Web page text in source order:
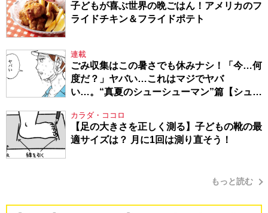
子どもが喜ぶ世界の晩ごはん！アメリカのフ
ライドチキン＆フライドポテト
連載
ごみ収集はこの暑さでも休みナシ！「今…何
度だ？」ヤバい…これはマジでヤバ
い…。“真夏のシューシューマン”篇【シュー
カラダ・ココロ
【足の大きさを正しく測る】子どもの靴の最
適サイズは？ 月に1回は測り直そう！
もっと読む